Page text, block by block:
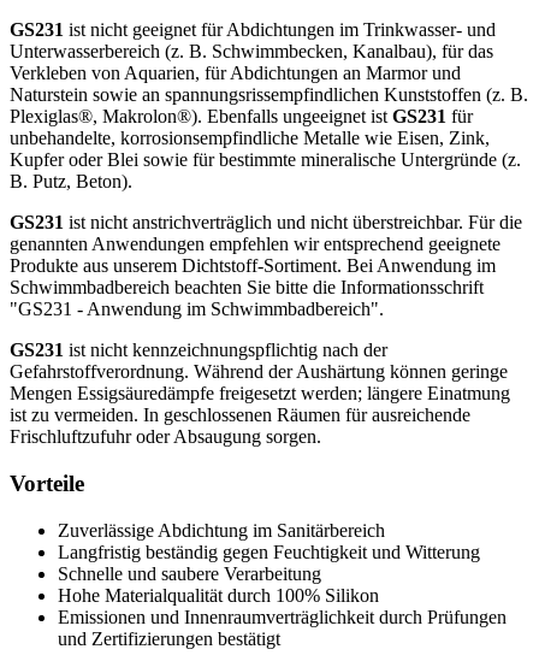
GS231 ist nicht geeignet für Abdichtungen im Trinkwasser- und
Unterwasserbereich (z. B. Schwimmbecken, Kanalbau), für das
Verkleben von Aquarien, für Abdichtungen an Marmor und
Naturstein sowie an spannungsrissempfindlichen Kunststoffen (z. B.
Plexiglas®, Makrolon®). Ebenfalls ungeeignet ist GS231 für
unbehandelte, korrosionsempfindliche Metalle wie Eisen, Zink,
Kupfer oder Blei sowie für bestimmte mineralische Untergründe (z.
B. Putz, Beton).
GS231 ist nicht anstrichverträglich und nicht überstreichbar. Für die
genannten Anwendungen empfehlen wir entsprechend geeignete
Produkte aus unserem Dichtstoff-Sortiment. Bei Anwendung im
Schwimmbadbereich beachten Sie bitte die Informationsschrift
"GS231 - Anwendung im Schwimmbadbereich".
GS231 ist nicht kennzeichnungspflichtig nach der
Gefahrstoffverordnung. Während der Aushärtung können geringe
Mengen Essigsäuredämpfe freigesetzt werden; längere Einatmung
ist zu vermeiden. In geschlossenen Räumen für ausreichende
Frischluftzufuhr oder Absaugung sorgen.
Vorteile
Zuverlässige Abdichtung im Sanitärbereich
Langfristig beständig gegen Feuchtigkeit und Witterung
Schnelle und saubere Verarbeitung
Hohe Materialqualität durch 100% Silikon
Emissionen und Innenraumverträglichkeit durch Prüfungen
und Zertifizierungen bestätigt